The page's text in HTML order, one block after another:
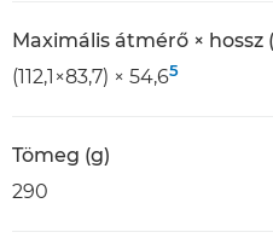
Maximális átmérő × hossz
(112,1×83,7) × 54,65
Tömeg (g)
290